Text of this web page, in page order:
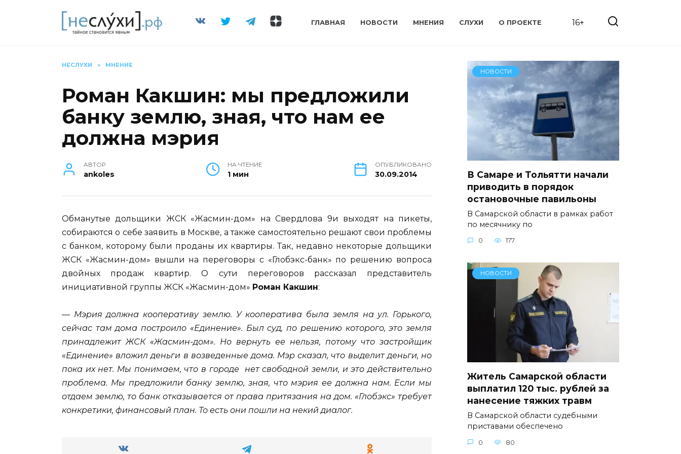
ГЛАВНАЯ НОВОСТИ МНЕНИЯ СЛУХИ О ПРОЕКТЕ 16+
НЕСЛУХИ » МНЕНИЕ
Роман Какшин: мы предложили
банку землю, зная, что нам ее
должна мэрия
АВТОР
ankoles
НА ЧТЕНИЕ
1 мин
ОПУБЛИКОВАНО
30.09.2014
Обманутые дольщики ЖСК «Жасмин-дом» на Свердлова 9и выходят на пикеты,
собираются о себе заявить в Москве, а также самостоятельно решают свои проблемы
с банком, которому были проданы их квартиры. Так, недавно некоторые дольщики
ЖСК «Жасмин-дом» вышли на переговоры с «Глобэкс-банк» по решению вопроса
двойных продаж квартир. О сути переговоров рассказал представитель
инициативной группы ЖСК «Жасмин-дом» Роман Какшин:
— Мэрия должна кооперативу землю. У кооператива была земля на ул. Горького,
сейчас там дома построило «Единение». Был суд, по решению которого, это земля
принадлежит ЖСК «Жасмин-дом». Но вернуть ее нельзя, потому что застройщик
«Единение» вложил деньги в возведенные дома. Мэр сказал, что выделит деньги, но
пока их нет. Мы понимаем, что в городе нет свободной земли, и это действительно
проблема. Мы предложили банку землю, зная, что мэрия ее должна нам. Если мы
отдаем землю, то банк отказывается от права притязания на дом. «Глобэкс» требует
конкретики, финансовый план. То есть они пошли на некий диалог.
НОВОСТИ
В Самаре и Тольятти начали
приводить в порядок
остановочные павильоны
В Самарской области в рамках работ
по месячнику по
0 177
НОВОСТИ
Житель Самарской области
выплатил 120 тыс. рублей за
нанесение тяжких травм
В Самарской области судебными
приставами обеспечено
0 80